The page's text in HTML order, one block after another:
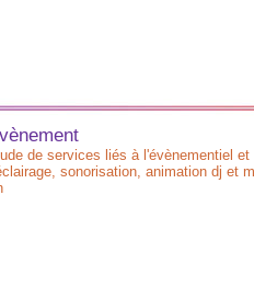
de services liés à l'évènementiel
sonorisation, animation dj et